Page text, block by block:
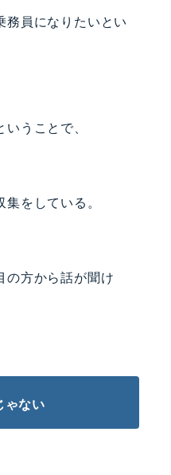
務員になりたいとい
うことで、
をしている。
の方から話が聞け
ゃない